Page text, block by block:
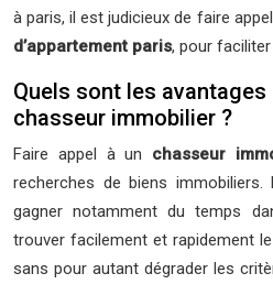
à paris, il est judicieux de faire
d’appartement paris, pour
Quels sont les
chasseur immobilier ?
Faire appel à un chasseur
recherches de biens
gagner notamment du temps
trouver facilement et rapidement
sans pour autant dégrader les